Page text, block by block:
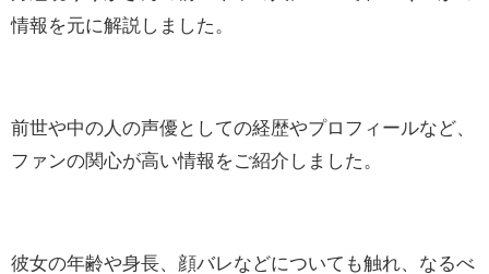
情報を元に解説しました。
前世や中の人の声優としての経歴やプロフィールなど、
ファンの関心が高い情報をご紹介しました。
彼女の年齢や身長、顔バレなどについても触れ、なるべ